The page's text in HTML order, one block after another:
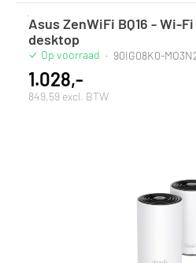
Asus ZenWiFi BQ16 - Wi-
desktop
Op voorraad · 90IG08K0-
1.028,-
849,59 excl. BTW